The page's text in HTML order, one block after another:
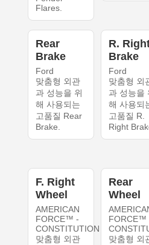
Flares.
Rear
Brake
Ford
맞춤형 외관
과 성능을 위
해 사용되는
고품질 Rear
Brake.
R.
Brake
Ford
맞춤형 외
과 성능을
해 사용되
고품질 R.
Right
F. Right
Wheel
AMERICAN
FORCE™ -
CONSTITUTION
맞춤형 외관
Rear
Wheel
FORCE™
맞춤형 외